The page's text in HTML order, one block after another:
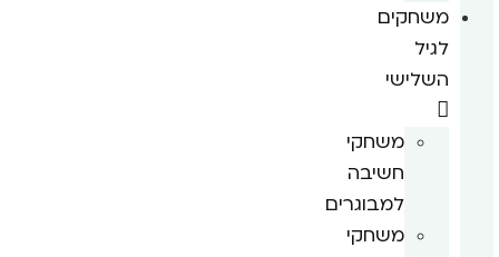
משחקים
לגיל
השלישי
משחקי
חשיבה
למבוגרים
משחקי